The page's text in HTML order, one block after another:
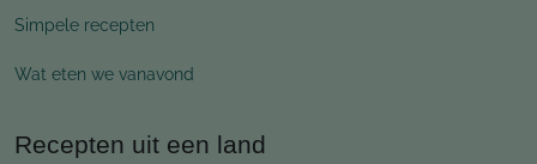
Simpele recepten
Wat eten we vanavond
Recepten uit een land